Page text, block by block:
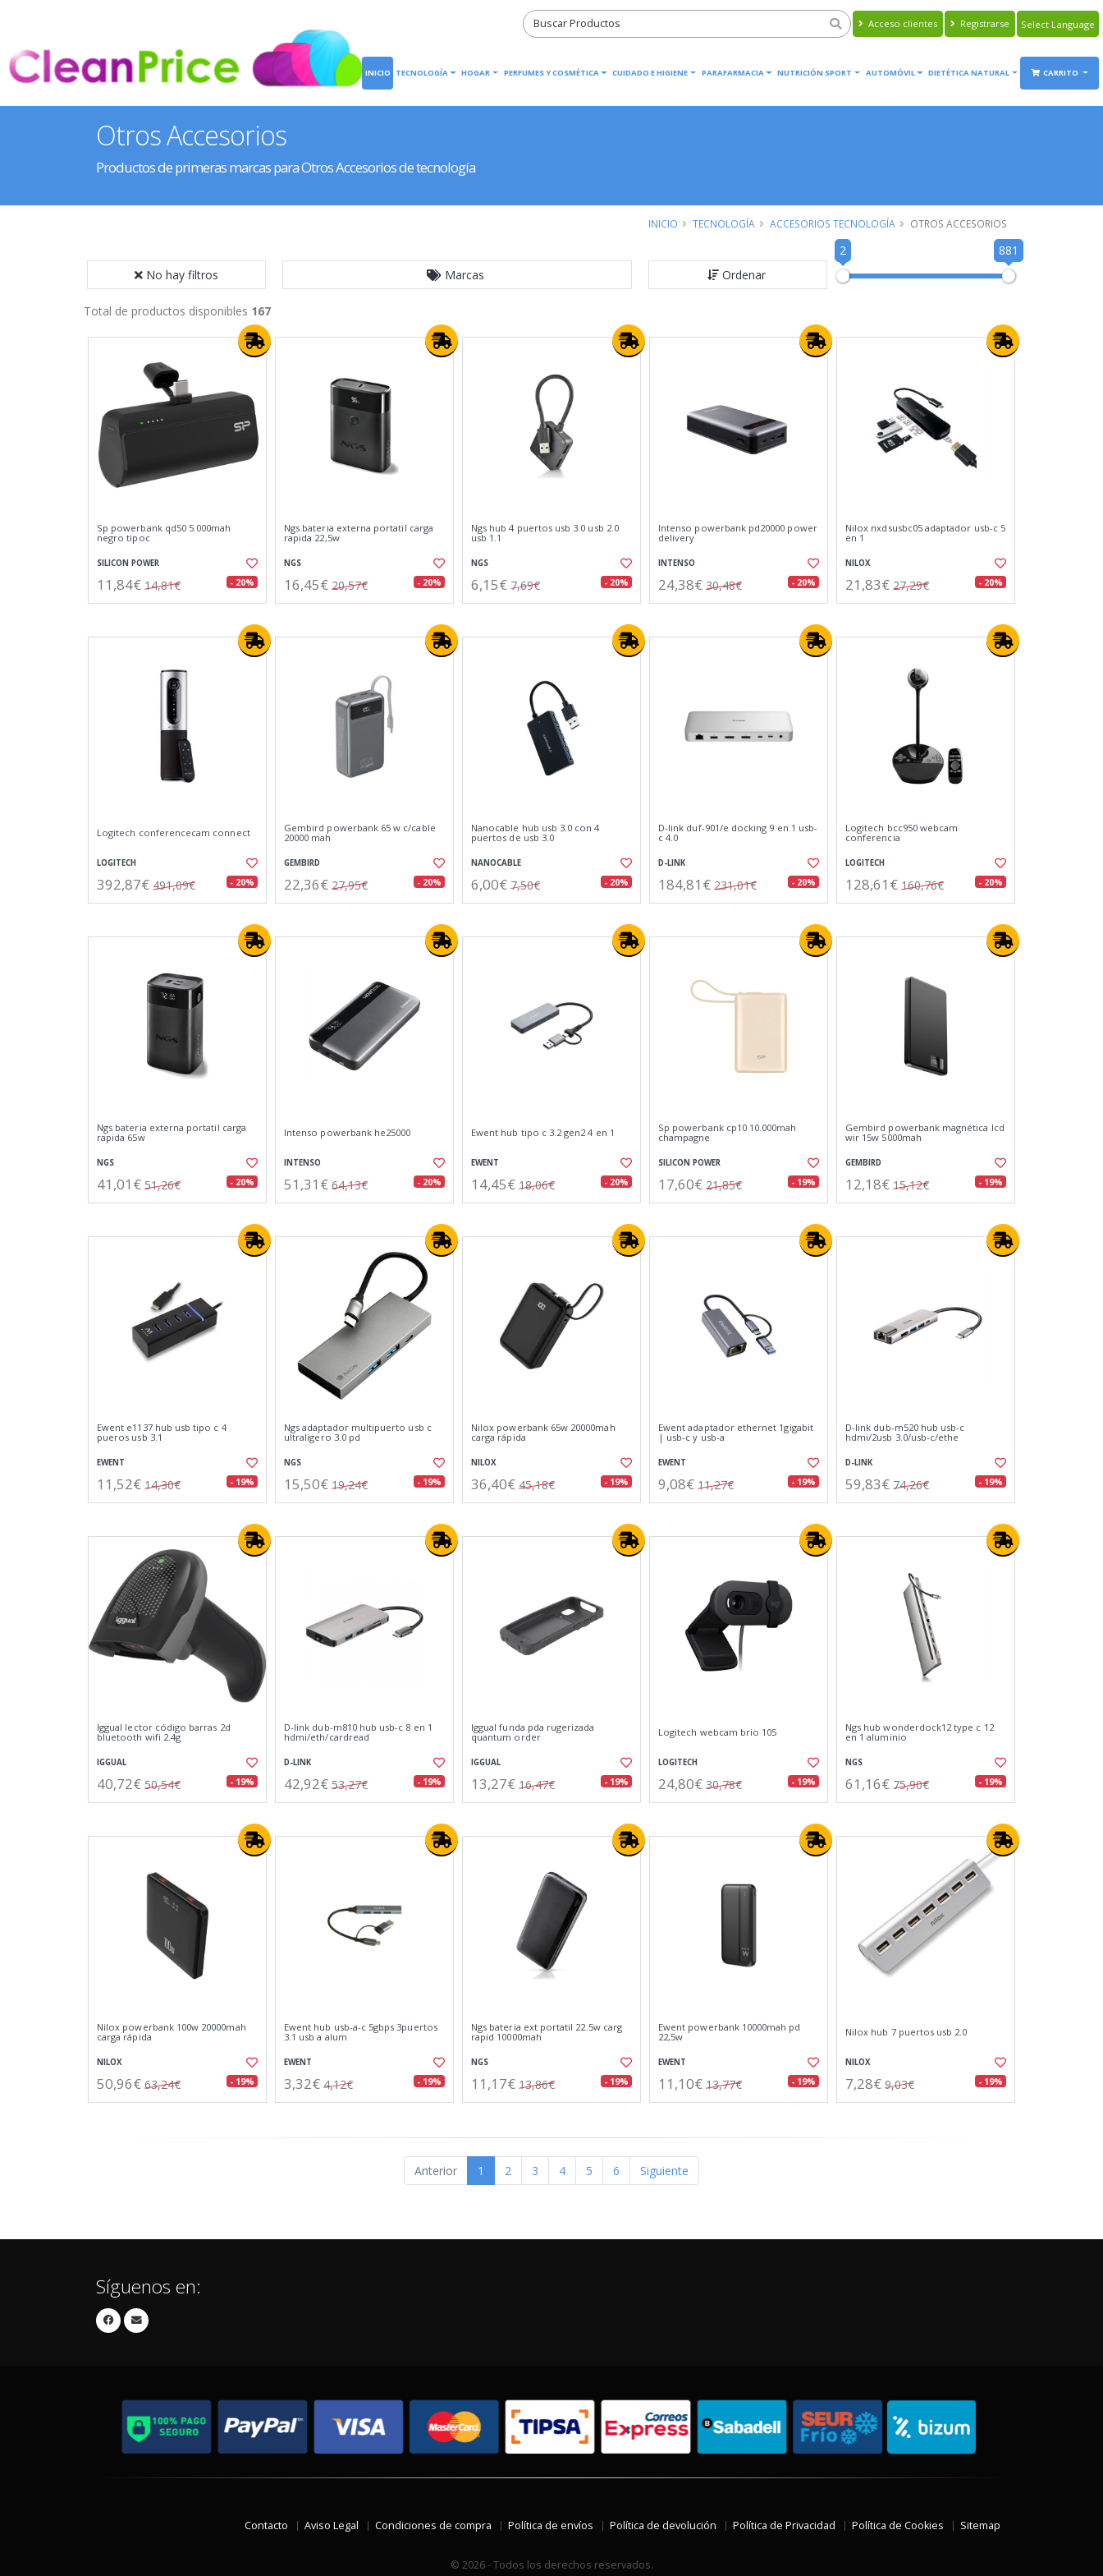
Acceso clientes Registrarse
Translate
INICIO TECNOLOGÍA HOGAR PERFUMES Y COSMÉTICA CUIDADO E HIGIENE PARAFARMACIA NUTRICIÓN SPORT AUTOMÓVIL DIETÉTICA NATURAL CARRITO
Otros Accesorios
Productos de primeras marcas para Otros Accesorios de tecnología
INICIO TECNOLOGÍA ACCESORIOS TECNOLOGÍA OTROS ACCESORIOS
No hay filtros Marcas Ordenar
2 881
Total de productos disponibles 167
Sp powerbank qd50 5.000mah
negro tipoc
SILICON POWER
11,84€ 14,81€ - 20%
Ngs bateria externa portatil carga
rapida 22,5w
NGS
16,45€ 20,57€ - 20%
Ngs hub 4 puertos usb 3.0 usb 2.0
usb 1.1
NGS
6,15€ 7,69€ - 20%
Intenso powerbank pd20000 power
delivery
INTENSO
24,38€ 30,48€ - 20%
Nilox nxdsusbc05 adaptador usb-c 5
en 1
NILOX
21,83€ 27,29€ - 20%
Logitech conferencecam connect
LOGITECH
392,87€ 491,09€ - 20%
Gembird powerbank 65 w c/cable
20000 mah
GEMBIRD
22,36€ 27,95€ - 20%
Nanocable hub usb 3.0 con 4
puertos de usb 3.0
NANOCABLE
6,00€ 7,50€ - 20%
D-link duf-901/e docking 9 en 1 usb-
c 4.0
D-LINK
184,81€ 231,01€ - 20%
Logitech bcc950 webcam
conferencia
LOGITECH
128,61€ 160,76€ - 20%
Ngs bateria externa portatil carga
rapida 65w
NGS
41,01€ 51,26€ - 20%
Intenso powerbank he25000
INTENSO
51,31€ 64,13€ - 20%
Ewent hub tipo c 3.2 gen2 4 en 1
EWENT
14,45€ 18,06€ - 20%
Sp powerbank cp10 10.000mah
champagne
SILICON POWER
17,60€ 21,85€ - 19%
Gembird powerbank magnética lcd
wir 15w 5000mah
GEMBIRD
12,18€ 15,12€ - 19%
Ewent e1137 hub usb tipo c 4
pueros usb 3.1
EWENT
11,52€ 14,30€ - 19%
Ngs adaptador multipuerto usb c
ultraligero 3.0 pd
NGS
15,50€ 19,24€ - 19%
Nilox powerbank 65w 20000mah
carga rápida
NILOX
36,40€ 45,18€ - 19%
Ewent adaptador ethernet 1gigabit
| usb-c y usb-a
EWENT
9,08€ 11,27€ - 19%
D-link dub-m520 hub usb-c
hdmi/2usb 3.0/usb-c/ethe
D-LINK
59,83€ 74,26€ - 19%
Iggual lector código barras 2d
bluetooth wifi 2.4g
IGGUAL
40,72€ 50,54€ - 19%
D-link dub-m810 hub usb-c 8 en 1
hdmi/eth/cardread
D-LINK
42,92€ 53,27€ - 19%
Iggual funda pda rugerizada
quantum order
IGGUAL
13,27€ 16,47€ - 19%
Logitech webcam brio 105
LOGITECH
24,80€ 30,78€ - 19%
Ngs hub wonderdock12 type c 12
en 1 aluminio
NGS
61,16€ 75,90€ - 19%
Nilox powerbank 100w 20000mah
carga rápida
NILOX
50,96€ 63,24€ - 19%
Ewent hub usb-a-c 5gbps 3puertos
3.1 usb a alum
EWENT
3,32€ 4,12€ - 19%
Ngs bateria ext portatil 22.5w carg
rapid 10000mah
NGS
11,17€ 13,86€ - 19%
Ewent powerbank 10000mah pd
22,5w
EWENT
11,10€ 13,77€ - 19%
Nilox hub 7 puertos usb 2.0
NILOX
7,28€ 9,03€ - 19%
Anterior 1 2 3 4 5 6 Siguiente
Síguenos en:
Contacto Aviso Legal Condiciones de compra Política de envíos Política de devolución Política de Privacidad Política de Cookies Sitemap
© 2026 - Todos los derechos reservados.